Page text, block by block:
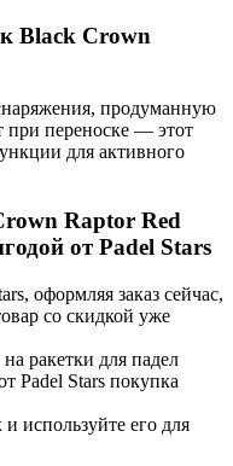
Black Crown
продуманную
переноске — этот
для активного
Raptor Red
от Padel Stars
оформляя заказ сейчас,
со скидкой уже
ракетки для падел
Padel Stars покупка
используйте его для